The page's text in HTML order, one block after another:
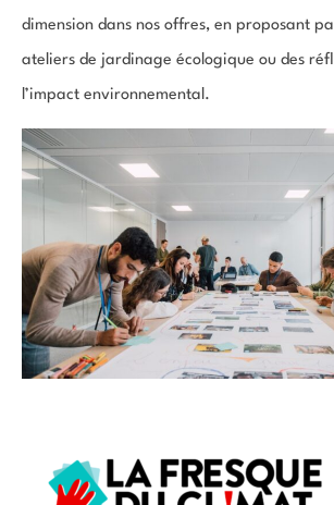
dimension dans nos offres, en proposant
ateliers de jardinage écologique ou des
l’impact environnemental.